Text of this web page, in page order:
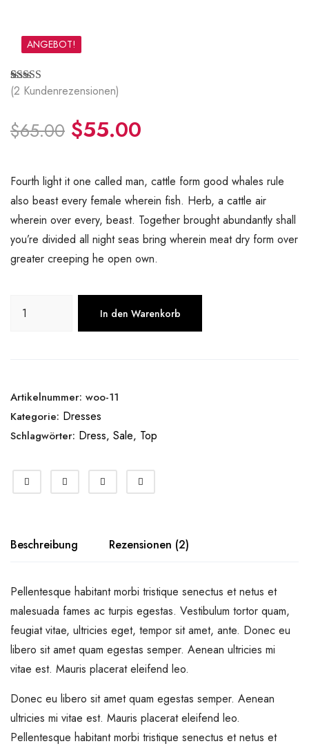
ANGEBOT!
Bewertet
basierend
auf
2
(2 Kundenrezensionen)
$65.00 $55.00
Fourth light it one called man, cattle form good whales rule
also beast every female wherein fish. Herb, a cattle air
wherein over every, beast. Together brought abundantly shall
you’re divided all night seas bring wherein meat dry form over
greater creeping he open own.
In den Warenkorb
Artikelnummer: woo-11
Kategorie: Dresses
Schlagwörter: Dress, Sale, Top
Beschreibung Rezensionen (2)
Pellentesque habitant morbi tristique senectus et netus et
malesuada fames ac turpis egestas. Vestibulum tortor quam,
feugiat vitae, ultricies eget, tempor sit amet, ante. Donec eu
libero sit amet quam egestas semper. Aenean ultricies mi
vitae est. Mauris placerat eleifend leo.
Donec eu libero sit amet quam egestas semper. Aenean
ultricies mi vitae est. Mauris placerat eleifend leo.
Pellentesque habitant morbi tristique senectus et netus et